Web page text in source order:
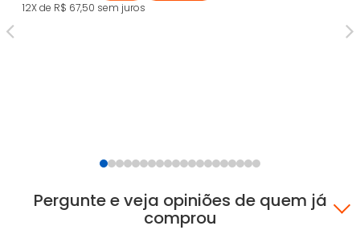
12X de R$ 67,50 sem juros
Pergunte e veja opiniões de quem já
comprou